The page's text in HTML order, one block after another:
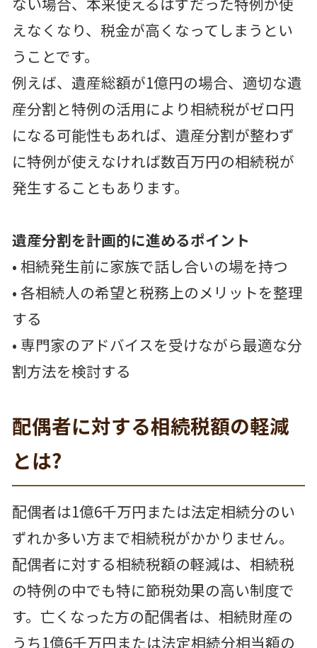
えなくなり、税金が高くなってしまうとい
うことです。
例えば、遺産総額が1億円の場合、適切な遺
産分割と特例の活用により相続税がゼロ円
になる可能性もあれば、遺産分割が整わず
に特例が使えなければ数百万円の相続税が
発生することもあります。
遺産分割を計画的に進めるポイント
• 相続発生前に家族で話し合いの場を持つ
• 各相続人の希望と税務上のメリットを整理
する
• 専門家のアドバイスを受けながら最適な分
割方法を検討する
配偶者に対する相続税額の軽減
とは?
配偶者は1億6千万円または法定相続分のい
ずれか多い方まで相続税がかかりません。
配偶者に対する相続税額の軽減は、相続税
の特例の中でも特に節税効果の高い制度で
す。亡くなった方の配偶者は、相続財産の
うち1億6千万円または法定相続分相当額の